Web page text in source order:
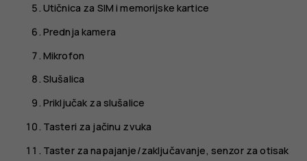
Utičnica za SIM i memorijske kartice
Prednja kamera
Mikrofon
Slušalica
Priključak za slušalice
Tasteri za jačinu zvuka
Taster za napajanje/zaključavanje, senzor za otisak